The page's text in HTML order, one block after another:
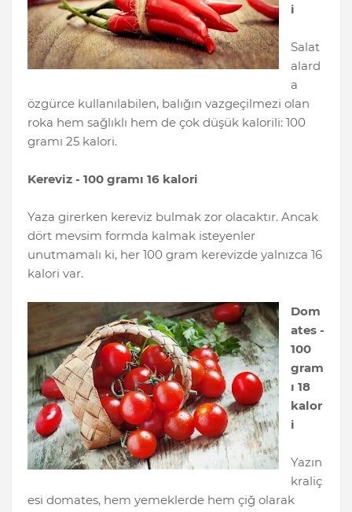
i
Salat
alard
a
özgürce kullanılabilen, balığın vazgeçilmezi olan
roka hem sağlıklı hem de çok düşük kalorili: 100
gramı 25 kalori.
Kereviz - 100 gramı 16 kalori
Yaza girerken kereviz bulmak zor olacaktır. Ancak
dört mevsim formda kalmak isteyenler
unutmamalı ki, her 100 gram kerevizde yalnızca 16
kalori var.
Dom
ates -
100
gram
ı 18
kalor
i
Yazın
kraliç
esi domates, hem yemeklerde hem çiğ olarak